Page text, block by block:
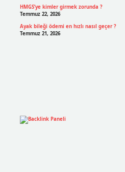
HMGS’ye kimler girmek zorunda ?
Temmuz 22, 2026
Ayak bileği ödemi en hızlı nasıl geçer ?
Temmuz 21, 2026